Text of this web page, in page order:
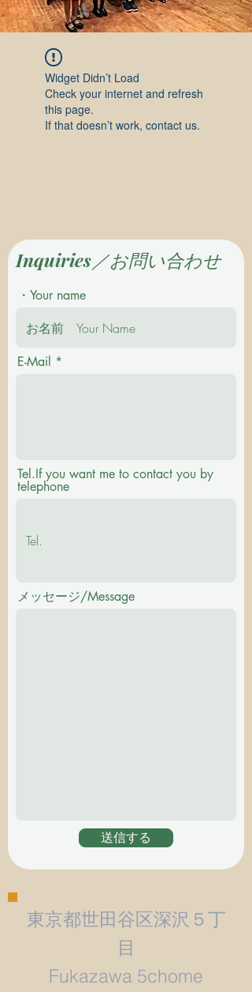
Widget Didn’t Load
Check your internet and refresh
this page.
If that doesn’t work, contact us.
Inquiries／お問い合わせ
・Your name
E-Mail
Tel.If you want me to contact you by
telephone
メッセージ/Message
送信する
東京都世田谷区深沢５丁
目
Fukazawa 5chome